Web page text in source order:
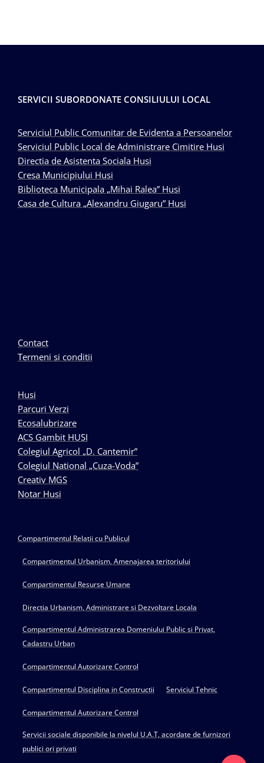
SERVICII SUBORDONATE CONSILIULUI LOCAL
Serviciul Public Comunitar de Evidenta a Persoanelor
Serviciul Public Local de Administrare Cimitire Husi
Directia de Asistenta Sociala Husi
Cresa Municipiului Husi
Biblioteca Municipala „Mihai Ralea” Husi
Casa de Cultura „Alexandru Giugaru” Husi
Contact
Termeni si conditii
Husi
Parcuri Verzi
Ecosalubrizare
ACS Gambit HUSI
Colegiul Agricol „D. Cantemir”
Colegiul National „Cuza-Voda”
Creativ MGS
Notar Husi
Compartimentul Relatii cu Publicul
Compartimentul Urbanism, Amenajarea teritoriului
Compartimentul Resurse Umane
Directia Urbanism, Administrare si Dezvoltare Locala
Compartimentul Administrarea Domeniului Public si Privat,
Cadastru Urban
Compartimentul Autorizare Control
Compartimentul Disciplina in Constructii Serviciul Tehnic
Compartimentul Autorizare Control
Servicii sociale disponibile la nivelul U.A.T, acordate de furnizori
publici ori privati